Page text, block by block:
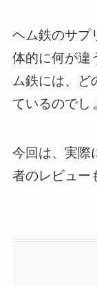
ヘム鉄のサプ
体的に何が違
ム鉄には、ど
ているので
今回は、実際
者のレビュー